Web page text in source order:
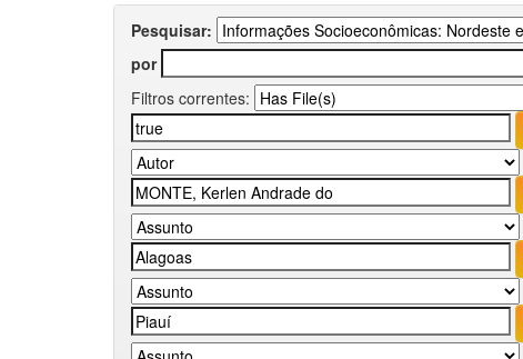
Pesquisar:
por
Filtros correntes: